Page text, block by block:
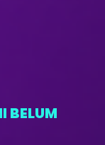
BELUM